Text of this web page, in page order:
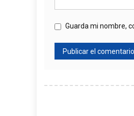
Guarda mi nombre,